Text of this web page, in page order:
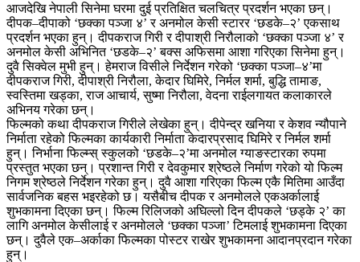
आजदेखि नेपाली सिनेमा घरमा दुई प्रतिक्षित चलचित्र प्रदर्शन भएका छन्।
दीपक–दीपाको ‘छक्का पञ्जा ४’ र अनमोल केसी स्टारर ‘छडके–२’ एकसाथ
प्रदर्शन भएका हुन्। दीपकराज गिरी र दीपाश्री निरौलाको ‘छक्का पञ्जा ४’ र
अनमोल केसी अभिनित ‘छडके–२’ बक्स अफिसमा आशा गरिएका सिनेमा हुन्।
दुवै सिक्वेल मुभी हुन्। हेमराज विसीले निर्देशन गरेको ‘छक्का पञ्जा–४’मा
दीपकराज गिरी, दीपाश्री निरौला, केदार घिमिरे, निर्मल शर्मा, बुद्धि तामाङ,
स्वस्तिमा खड्का, राज आचार्य, सुष्मा निरौला, वेदना राईलगायत कलाकारले
अभिनय गरेका छन्।
फिल्मको कथा दीपकराज गिरीले लेखेका हुन्। दीपेन्द्र खनिया र केशव न्यौपाने
निर्माता रहेको फिल्मका कार्यकारी निर्माता केदारप्रसाद घिमिरे र निर्मल शर्मा
हुन्। निर्भाना फिल्म्स् स्कुलको ‘छडके–२’मा अनमोल ग्याङस्टारका रुपमा
प्रस्तुत भएका छन्। प्रशान्त गिरी र देवकुमार श्रेष्ठले निर्माण गरेको यो फिल्म
निगम श्रेष्ठले निर्देशन गरेका हुन्। दुवै आशा गरिएका फिल्म एकै मितिमा आउँदा
सार्वजनिक बहस भइरहेको छ। यसैबीच दीपक र अनमोलले एकअर्कालाई
शुभकामना दिएका छन्। फिल्म रिलिजको अघिल्लो दिन दीपकले ‘छड्के २’ का
लागि अनमोल केसीलाई र अनमोलले ‘छक्का पञ्जा’ टिमलाई शुभकामना दिएका
छन्। दुवैले एक–अर्काका फिल्मका पोस्टर राखेर शुभकामना आदानप्रदान गरेका
हुन्।